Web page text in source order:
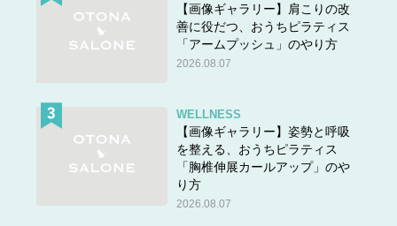
【画像ギャラリー】肩こりの改
善に役だつ、おうちピラティス
「アームプッシュ」のやり方
2026.08.07
WELLNESS
【画像ギャラリー】姿勢と呼吸
を整える、おうちピラティス
「胸椎伸展カールアップ」のや
り方
2026.08.07